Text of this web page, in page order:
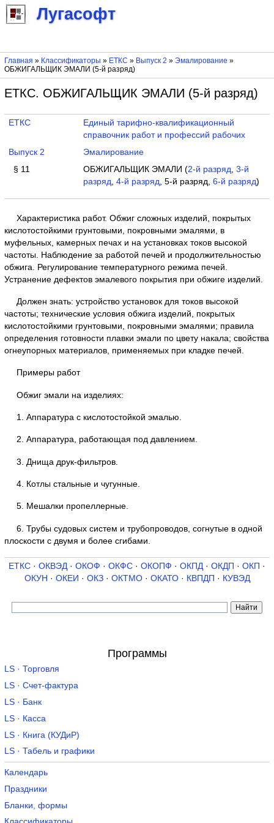
Лугасофт
Главная » Классификаторы » ЕТКС » Выпуск 2 » Эмалирование »
ОБЖИГАЛЬЩИК ЭМАЛИ (5-й разряд)
ЕТКС. ОБЖИГАЛЬЩИК ЭМАЛИ (5-й разряд)
ЕТКС
Единый тарифно-квалификационный
справочник работ и профессий рабочих
Выпуск 2
Эмалирование
§ 11
ОБЖИГАЛЬЩИК ЭМАЛИ (2-й разряд 3-й
разряд 4-й разряд , 5-й разряд, 6-й разряд)
Характеристика работ. Обжиг сложных изделий, покрытых
кислотостойкими грунтовыми, покровными эмалями, в
муфельных, камерных печах и на установках токов высокой
частоты. Наблюдение за работой печей и продолжительностью
обжига. Регулирование температурного режима печей.
Устранение дефектов эмалевого покрытия при обжиге изделий.
Должен знать: устройство установок для токов высокой
частоты; технические условия обжига изделий, покрытых
кислотостойкими грунтовыми, покровными эмалями; правила
определения готовности плавки эмали по цвету накала; свойства
огнеупорных материалов, применяемых при кладке печей.
Примеры работ
Обжиг эмали на изделиях:
1. Аппаратура с кислотостойкой эмалью.
2. Аппаратура, работающая под давлением.
3. Днища друк-фильтров.
4. Котлы стальные и чугунные.
5. Мешалки пропеллерные.
6. Трубы судовых систем и трубопроводов, согнутые в одной
плоскости с двумя и более сгибами.
ЕТКС · ОКВЭД · ОКОФ · ОКФС · ОКОПФ · ОКПД · ОКДП · ОКП ·
ОКУН · ОКЕИ · ОКЗ· ОКТМО· ОКАТО· КВПДП · КУВЭД
Программы
LS · Торговля
LS · Счет-фактура
LS · Банк
LS · Касса
LS · Книга (КУДиР)
LS · Табель и графики
Календарь
Праздники
Бланки, формы